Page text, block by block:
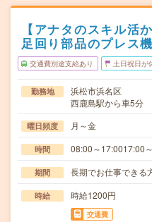
【アナタのスキル活
足回り部品のプレス
交通費別途支給あり 土日祝日が
勤務地
浜松市浜名区
西鹿島駅から車5分
曜日頻度 月～金
時間 08:00～17:0017:00
期間 長期でお仕事できる
時給 時給1200円
交通費